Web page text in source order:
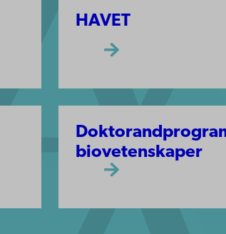
HAVET
biovetenskaper